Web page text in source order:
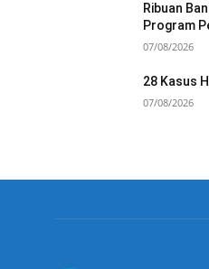
Ribuan
Program
07/08/2026
28 Kasus
07/08/2026